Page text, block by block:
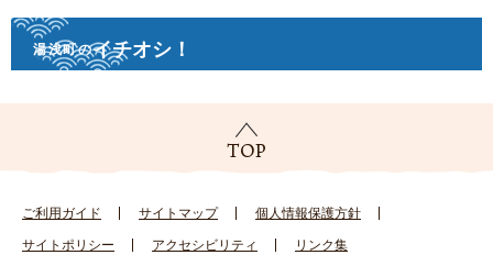
湯浅町のイチオシ！
ご利用ガイド サイトマップ 個人情報保護方針
サイトポリシー アクセシビリティ リンク集